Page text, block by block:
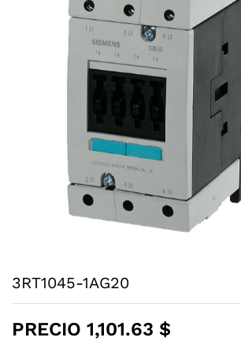
3RT1045-1AG20
PRECIO 1,101.63 $